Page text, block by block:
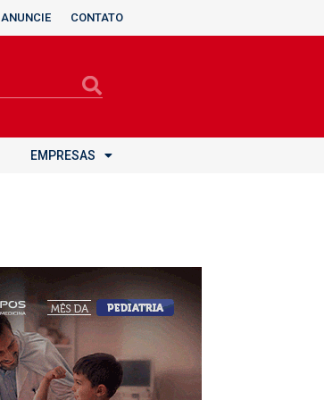
ANUNCIE CONTATO
EMPRESAS